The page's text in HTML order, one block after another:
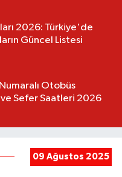
2026: Türkiye'de
Güncel Listesi
Otobüs
ve Sefer Saatleri 2026
09 Ağustos 2025